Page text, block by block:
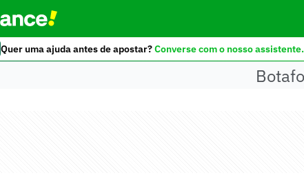
Quer uma ajuda antes de apostar?Converse com o nosso assistente.